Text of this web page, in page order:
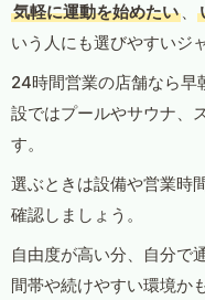
気軽に運動を始めたい 、
いう人にも選びやすいジ
24時間営業の店舗なら早
設ではプールやサウナ、
す。
選ぶときは設備や営業時
確認しましょう。
自由度が高い分、自分で
間帯や続けやすい環境か